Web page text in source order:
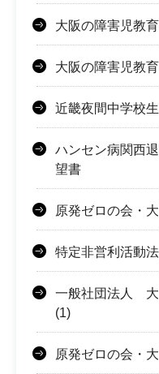
大阪の障害児教
大阪の障害児教
近畿夜間中学校
ハンセン病関西
望書
原発ゼロの会・
特定非営利活動
一般社団法人
(1)
原発ゼロの会・